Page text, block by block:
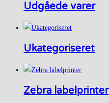
Udgåede varer
Ukategoriseret
Zebra labelprinter